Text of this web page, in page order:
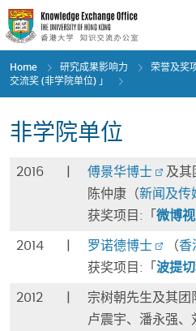
Skip
to
main
content
Home 研究成果影响力 荣誉及奖
交流奖 (非学院单位) 」
非学院单位
2016 傅景华博士
及其
陈仲康（新闻及传
获奖项目:「 微博
2014 罗诺德博士 （香
获奖项目:「 波提
2012
宗树朝先生及其团
卢震宇、潘永强